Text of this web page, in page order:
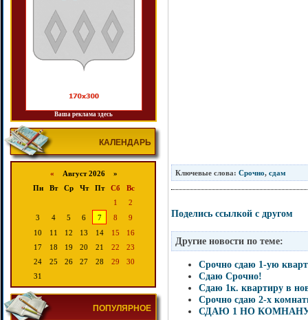
Ваша реклама здесь
КАЛЕНДАРЬ
« Август 2026 »
Пн
Вт Ср Чт Пт Сб
Вс
1
2
3
4 5 6 7 8
9
10
11 12 13 14 15
16
17
18 19 20 21 22
23
24
25 26 27 28 29
30
31
ПОПУЛЯРНОЕ
Ключевые слова: Срочно, сдам
Поделись ссылкой с другом
Другие новости по теме:
Срочно сдаю 1-ую
Сдаю Срочно!
Сдаю 1к. квартиру в
Срочно сдаю 2-х
СДАЮ 1 НО